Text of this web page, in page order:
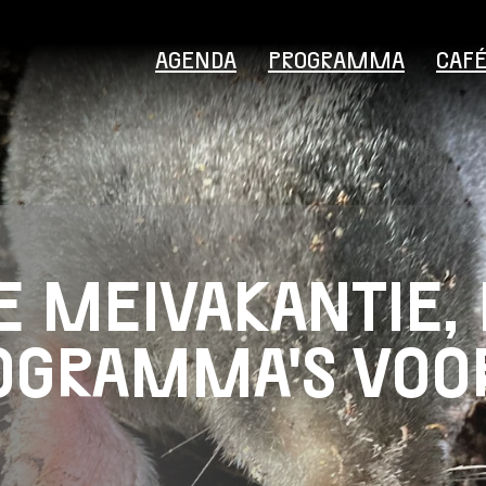
AGENDA PROGRAMMA
Bezoekersinformatie
Educatie
MEIVAKANTIE,